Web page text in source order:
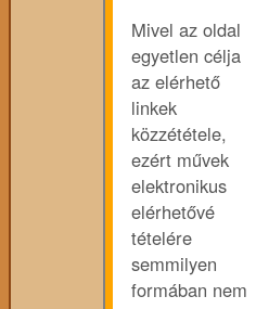
Mivel az oldal
egyetlen célja
az elérhető
linkek
közzététele,
ezért művek
elektronikus
elérhetővé
tételére
semmilyen
formában nem